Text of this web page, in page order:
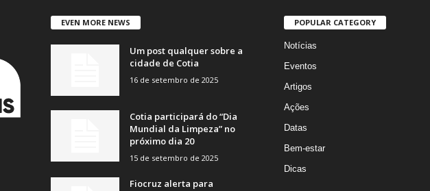
EVEN MORE NEWS
Um post qualquer sobre a
cidade de Cotia
16 de setembro de 2025
Cotia participará do “Dia
Mundial da Limpeza” no
próximo dia 20
15 de setembro de 2025
Fiocruz alerta para
POPULAR CATEGORY
Notícias
Eventos
Artigos
Ações
Datas
Bem-estar
Dicas